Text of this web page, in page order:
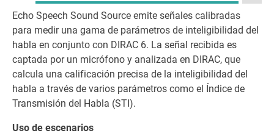
Echo Speech Sound Source emite señales calibradas
para medir una gama de parámetros de inteligibilidad del
habla en conjunto con DIRAC 6. La señal recibida es
captada por un micrófono y analizada en DIRAC, que
calcula una calificación precisa de la inteligibilidad del
habla a través de varios parámetros como el Índice de
Transmisión del Habla (STI).
Uso de escenarios